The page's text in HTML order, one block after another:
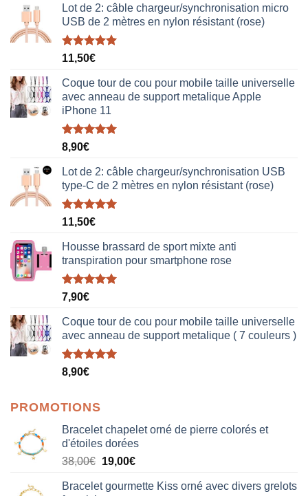
38,00€.19,00€.
Lot de 2: câble chargeur/synchronisation micro
USB de 2 mètres en nylon résistant (rose)
Note5.00
11,50€
Coque tour de cou pour mobile taille universelle
avec anneau de support metalique Apple
iPhone 11
Note5.00
8,90€
Lot de 2: câble chargeur/synchronisation USB
type-C de 2 mètres en nylon résistant (rose)
Note5.00
11,50€
Housse brassard de sport mixte anti
transpiration pour smartphone rose
Note5.00
7,90€
Coque tour de cou pour mobile taille universelle
avec anneau de support metalique ( 7 couleurs )
Note5.00
8,90€
PROMOTIONS
Bracelet chapelet orné de pierre colorés et
d'étoiles dorées
38,00€ Le
initial
19,00€Le
actuel
Bracelet gourmette Kiss orné avec divers grelots